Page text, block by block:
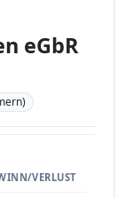
eGbR
VERLUST